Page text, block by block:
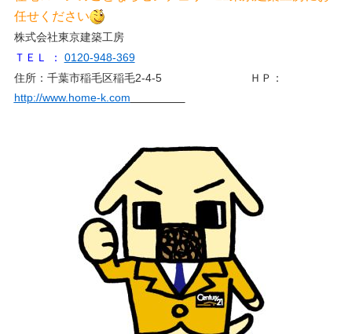
任せください
株式会社東京建築工房
ＴＥＬ ： 0120-948-369
住所：千葉市稲毛区稲毛2-4-5 ＨＰ：
http://www.home-k.com